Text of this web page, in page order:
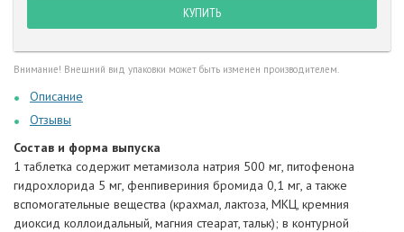
КУПИТЬ
Внимание! Внешний вид упаковки может быть изменен производителем.
Описание
Отзывы
Состав и форма выпуска
1 таблетка содержит метамизола натрия 500 мг, питофенона
гидрохлорида 5 мг, фенпивериния бромида 0,1 мг, а также
вспомогательные вещества (крахмал, лактоза, МКЦ, кремния
диоксид коллоидальный, магния стеарат, тальк); в контурной